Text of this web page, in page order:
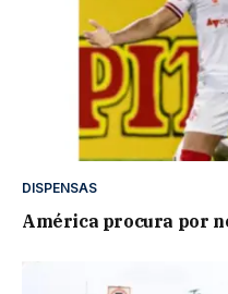
DISPENSAS
América procura por